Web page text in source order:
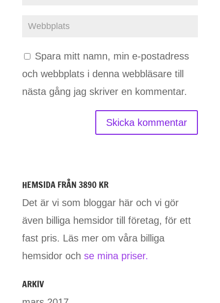
Spara mitt namn, min e-postadress
och webbplats i denna webbläsare till
nästa gång jag skriver en kommentar.
HEMSIDA FRÅN 3890 KR
Det är vi som bloggar här och vi gör
även billiga hemsidor till företag, för ett
fast pris. Läs mer om våra billiga
hemsidor och se mina priser.
ARKIV